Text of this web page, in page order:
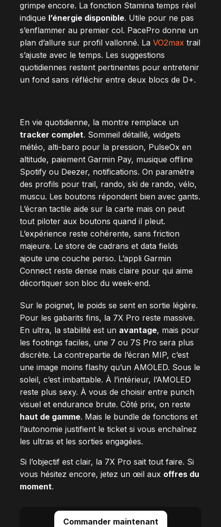
grimpe encore. La fonction Stamina temps réel
indique l’énergie disponible. Utile pour ne pas
s’enflammer au premier col. PacePro donne un
plan d’allure sur profil vallonné. La VO2max trail
s’ajuste avec le temps. Les suggestions
quotidiennes restent pertinentes pour entretenir
un fond sans réfléchir entre deux blocs de D+.
En vie quotidienne, la montre remplace un
tracker complet. Sommeil détaillé, widgets
météo, alti-baro pour la pression, PulseOx en
altitude, paiement Garmin Pay, musique offline
Spotify ou Deezer, notifications. On paramètre
des profils pour trail, rando, ski de rando, vélo,
muscu. Les boutons répondent bien avec gants.
L’écran tactile aide sur la carte mais on peut
tout piloter aux boutons quand il pleut.
L’expérience reste cohérente, sans friction
majeure. Le store de cadrans et data fields
ajoute une couche perso. L’appli Garmin
Connect reste dense mais claire pour qui aime
décortiquer son bloc du week-end.
Sur le poignet, le poids se sent en sortie légère.
Pour les gabarits fins, la 7X Pro reste massive.
En ultra, la stabilité est un avantage, mais pour
les footings faciles, une 7 ou 7S Pro sera plus
discrète. La contrepartie de l’écran MIP, c’est
une image moins flashy qu’un AMOLED. Sous le
soleil, c’est imbattable. À l’intérieur, l’AMOLED
reste plus sexy. À vous de choisir entre punch
visuel et endurance brute. Côté prix, on reste
haut de gamme. Mais le bundle de fonctions et
l’autonomie justifient le ticket si vous enchaînez
les ultras et les sorties engagées.
Si l’objectif est clair, la 7X Pro sait tout faire. Si
vous hésitez encore, jetez un œil aux offres du
moment.
Commander maintenant